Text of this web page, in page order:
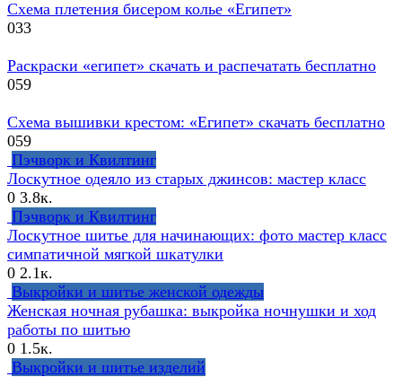
Схема плетения бисером колье «Египет»
033
Раскраски «египет» скачать и распечатать бесплатно
059
Схема вышивки крестом: «Египет» скачать бесплатно
059
Пэчворк и Квилтинг
Лоскутное одеяло из старых джинсов: мастер класс
0 3.8к.
Пэчворк и Квилтинг
Лоскутное шитье для начинающих: фото мастер класс
симпатичной мягкой шкатулки
0 2.1к.
Выкройки и шитье женской одежды
Женская ночная рубашка: выкройка ночнушки и ход
работы по шитью
0 1.5к.
Выкройки и шитье изделий